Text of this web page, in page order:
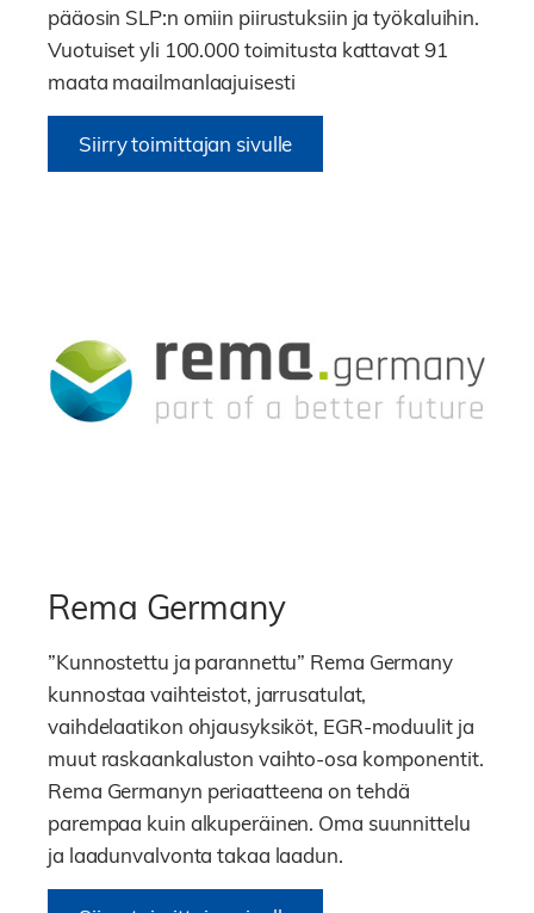
pääosin SLP:n omiin piirustuksiin ja työkaluihin.
Vuotuiset yli 100.000 toimitusta kattavat 91
maata maailmanlaajuisesti
Siirry toimittajan sivulle
Rema Germany
”Kunnostettu ja parannettu” Rema Germany
kunnostaa vaihteistot, jarrusatulat,
vaihdelaatikon ohjausyksiköt, EGR-moduulit ja
muut raskaankaluston vaihto-osa komponentit.
Rema Germanyn periaatteena on tehdä
parempaa kuin alkuperäinen. Oma suunnittelu
ja laadunvalvonta takaa laadun.